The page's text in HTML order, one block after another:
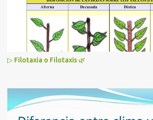
▷ Filotaxia o Filotaxis 🌿